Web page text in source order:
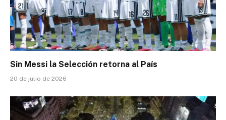
Sin Messi la Selección retorna al País
20 de julio de 2026